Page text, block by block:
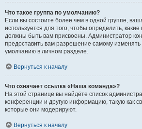
Что такое группа по умолчанию?
Если вы состоите более чем в одной группе,
используется для того, чтобы определить,
должны быть вам присвоены. Администратор
предоставить вам разрешение самому изменять
умолчанию в личном разделе.
Вернуться к началу
Что означает ссылка «Наша команда»?
На этой странице вы найдёте список
конференции и другую информацию, такую как
которые они модерируют.
Вернуться к началу